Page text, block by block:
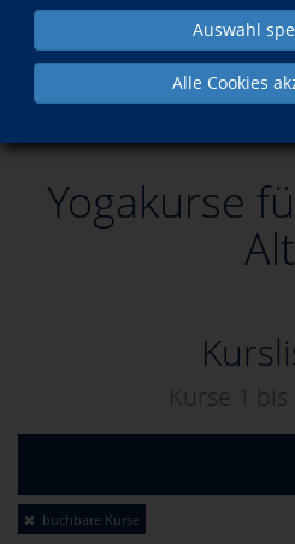
Auswahl
Alle Cookies
Yogakurse für Jung und
Yogakurse
Alt
Kurse 1 bis
buchbare Kurse